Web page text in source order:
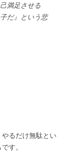
満足させる
だ』という悲
るだけ無駄とい
す。